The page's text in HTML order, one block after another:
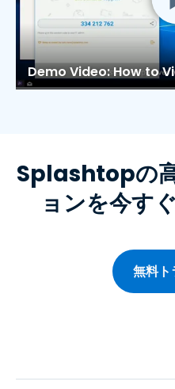
Splashtopの
ョンを今す
無料ト